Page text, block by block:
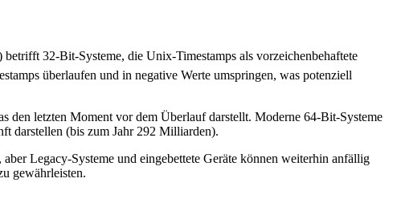
32-Bit-Systeme, die Unix-Timestamps als vorzeichenbehaftete
überlaufen und in negative Werte umspringen, was potenziell
den letzten Moment vor dem Überlauf darstellt. Moderne 64-Bit-Systeme
darstellen (bis zum Jahr 292 Milliarden).
Legacy-Systeme und eingebettete Geräte können weiterhin anfällig
gewährleisten.